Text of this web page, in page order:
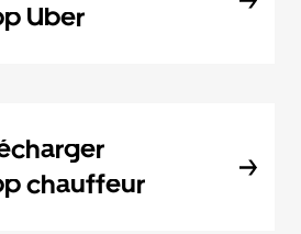
Uber
chauffeur